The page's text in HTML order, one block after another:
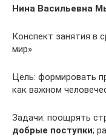
Нина Васильевна
Конспект занятия в
мир»
Цель: формировать
как важном
Задачи: поощрять
добрые поступки;